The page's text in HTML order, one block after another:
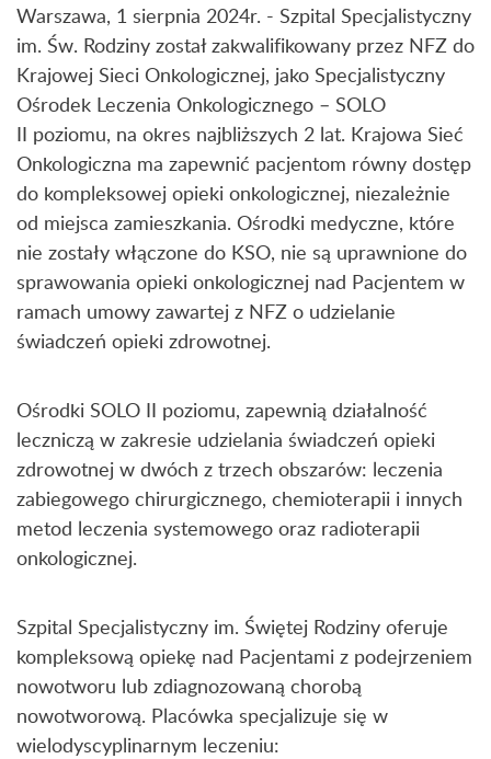
Warszawa, 1 sierpnia 2024r. - Szpital Specjalistyczny
im. Św. Rodziny został zakwalifikowany przez NFZ do
Krajowej Sieci Onkologicznej, jako Specjalistyczny
Ośrodek Leczenia Onkologicznego – SOLO
II poziomu, na okres najbliższych 2 lat. Krajowa Sieć
Onkologiczna ma zapewnić pacjentom równy dostęp
do kompleksowej opieki onkologicznej, niezależnie
od miejsca zamieszkania. Ośrodki medyczne, które
nie zostały włączone do KSO, nie są uprawnione do
sprawowania opieki onkologicznej nad Pacjentem w
ramach umowy zawartej z NFZ o udzielanie
świadczeń opieki zdrowotnej.
Ośrodki SOLO II poziomu, zapewnią działalność
leczniczą w zakresie udzielania świadczeń opieki
zdrowotnej w dwóch z trzech obszarów: leczenia
zabiegowego chirurgicznego, chemioterapii i innych
metod leczenia systemowego oraz radioterapii
onkologicznej.
Szpital Specjalistyczny im. Świętej Rodziny oferuje
kompleksową opiekę nad Pacjentami z podejrzeniem
nowotworu lub zdiagnozowaną chorobą
nowotworową. Placówka specjalizuje się w
wielodyscyplinarnym leczeniu: